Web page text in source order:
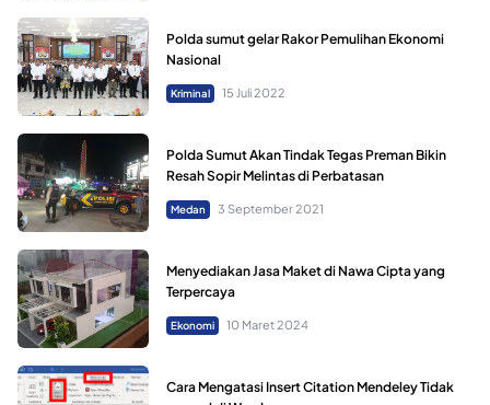
Polda sumut gelar Rakor Pemulihan Ekonomi
Nasional
Kriminal 15 Juli 2022
Polda Sumut Akan Tindak Tegas Preman Bikin
Resah Sopir Melintas di Perbatasan
Medan 3 September 2021
Menyediakan Jasa Maket di Nawa Cipta yang
Terpercaya
Ekonomi 10 Maret 2024
Cara Mengatasi Insert Citation Mendeley Tidak